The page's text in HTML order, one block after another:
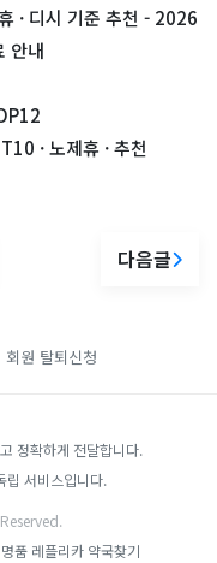
· 디시 기준 추천 - 2026
안내
· 노제휴 · 추천
다음글
회원 탈퇴신청
정확하게 전달합니다.
립 서비스입니다.
명품 레플리카 약국찾기